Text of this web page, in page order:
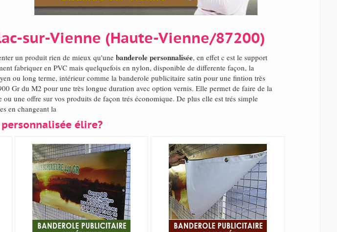
sur-Vienne (Haute-Vienne/87200)
un produit rien de mieux qu'une banderole personnalisée, en effet c est le support
fabriquer en PVC mais quelquefois en nylon, disponible de differente façon, la
ou long terme, intérieur comme la banderole publicitaire satin pour une fintion très
Gr du M2 pour une très longue duration avec option vernis. Elle permet de faire de la
une offre sur vos produits de façon trés économique. De plus elle est trés simple
en changeant la
élire?